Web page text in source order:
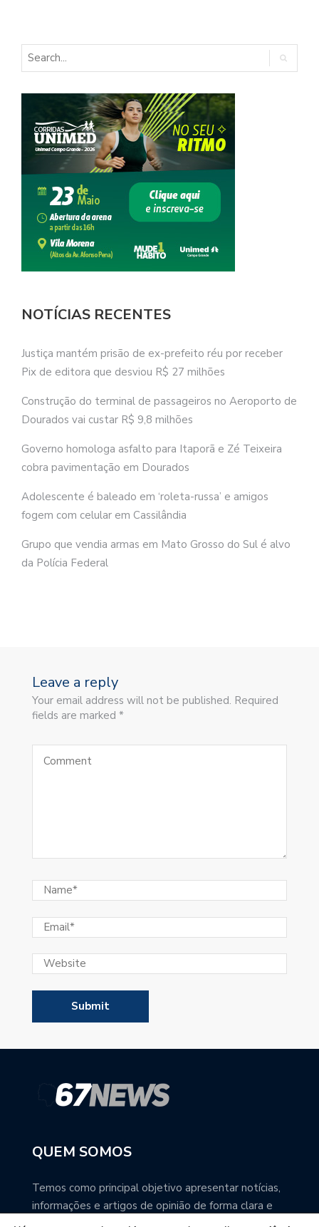
NOTÍCIAS RECENTES
Justiça mantém prisão de ex-prefeito réu por receber
Pix de editora que desviou R$ 27 milhões
Construção do terminal de passageiros no Aeroporto de
Dourados vai custar R$ 9,8 milhões
Governo homologa asfalto para Itaporã e Zé Teixeira
cobra pavimentação em Dourados
Adolescente é baleado em ‘roleta-russa’ e amigos
fogem com celular em Cassilândia
Grupo que vendia armas em Mato Grosso do Sul é alvo
da Polícia Federal
Leave a reply
Your email address will not be published. Required
fields are marked *
QUEM SOMOS
Temos como principal objetivo apresentar notícias,
informações e artigos de opinião de forma clara e
precisa. Você pode ter a total certeza que o